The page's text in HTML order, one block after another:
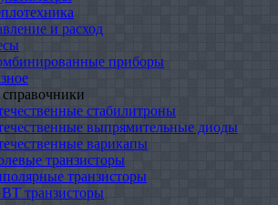
и расход
приборы
стабилитроны
выпрямительные диоды
варикапы
транзисторы
транзисторы
транзисторы